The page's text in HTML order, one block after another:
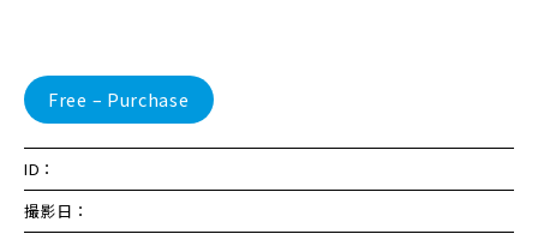
Free – Purchase
ID：
撮影日：